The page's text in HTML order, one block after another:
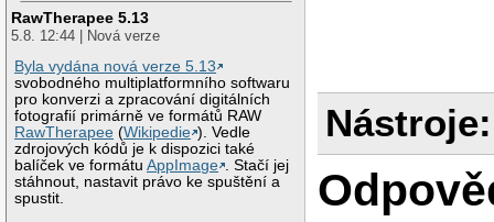
RawTherapee 5.13
5.8. 12:44 | Nová verze
Byla vydána nová verze 5.13
svobodného multiplatformního softwaru
pro konverzi a zpracování digitálních
fotografií primárně ve formátů RAW
RawTherapee (Wikipedie ). Vedle
zdrojových kódů je k dispozici také
balíček ve formátuAppImage . Stačí jej
stáhnout, nastavit právo ke spuštění a
spustit.
Nástroje: